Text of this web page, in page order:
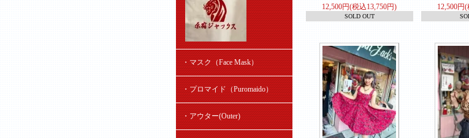
・マスク（Face Mask）
・プロマイド（Puromaido）
・アウター(Outer)
12,500円(税込13,750円)
SOLD OUT
12,500円